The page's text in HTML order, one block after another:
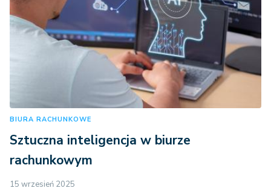
BIURA RACHUNKOWE
Sztuczna inteligencja w biurze
rachunkowym
15 wrzesień 2025